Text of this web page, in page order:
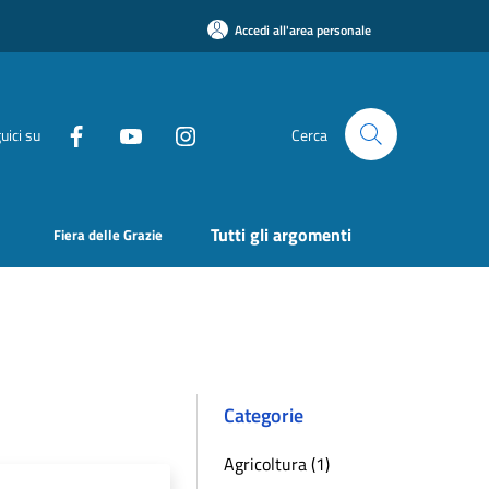
Accedi all'area personale
su Cerca
Fiera delle Grazie Tutti gli argomenti
Categorie
Agricoltura (1)